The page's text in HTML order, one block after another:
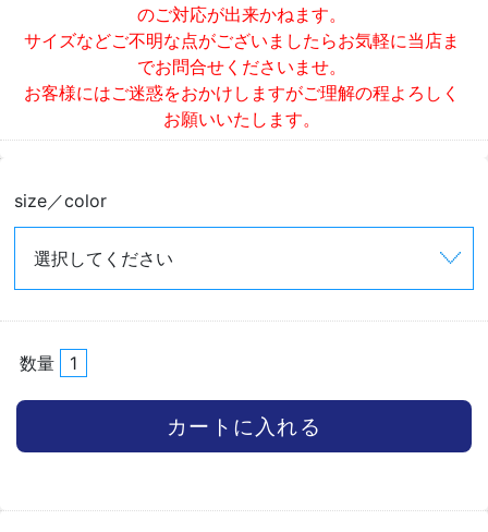
のご対応が出来かねます。
サイズなどご不明な点がございましたらお気軽に当店ま
でお問合せくださいませ。
お客様にはご迷惑をおかけしますがご理解の程よろしく
お願いいたします。
size／color
数量